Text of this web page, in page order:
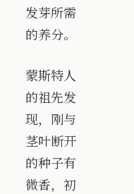
发芽所需
的养分。
蒙斯特人
的祖先发
现，刚与
茎叶断开
的种子有
微香，初